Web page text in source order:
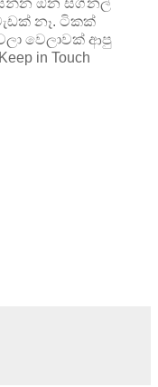
ඕන සිග්නල්
නෑ. ටිකක්
වෙලාවක් ආපු
in Touch